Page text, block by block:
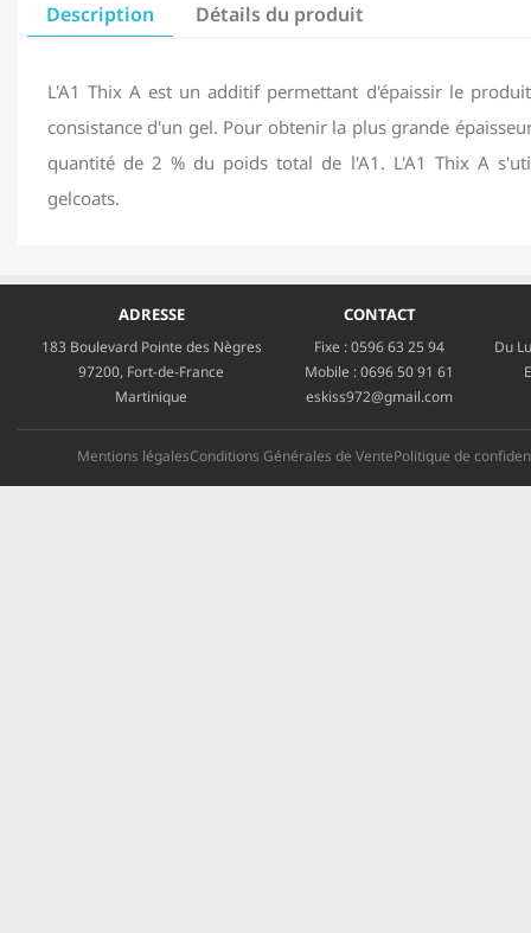
Description Détails du produit
L'A1 Thix A est un additif permettant d'épaissir le
consistance d'un gel. Pour obtenir la plus grande
quantité de 2 % du poids total de l'A1. L'A1 Thix A
gelcoats.
ADRESSE
183 Boulevard Pointe des Nègres
97200, Fort-de-France
Martinique
CONTACT
Fixe :0596 63 25 94
Mobile :0696 50 91 61
eskiss972@gmail.com
Du
Mentions légalesConditions Générales de VentePolitique de